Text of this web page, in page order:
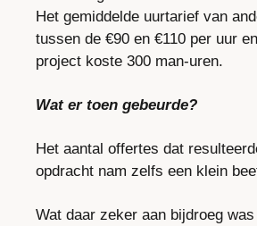
Het gemiddelde uurtarief van
tussen de €90 en €110 per uur
project koste 300 man-uren.
Wat er toen gebeurde?
Het aantal offertes dat
opdracht nam zelfs een klein
Wat daar zeker aan bijdroeg